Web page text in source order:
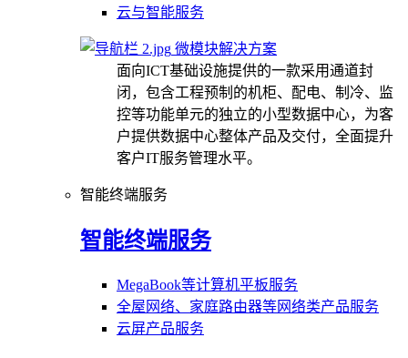
云与智能服务
微模块解决方案
面向ICT基础设施提供的一款采用通道封
闭，包含工程预制的机柜、配电、制冷、监
控等功能单元的独立的小型数据中心，为客
户提供数据中心整体产品及交付，全面提升
客户IT服务管理水平。
智能终端服务
智能终端服务
MegaBook等计算机平板服务
全屋网络、家庭路由器等网络类产品服务
云屏产品服务